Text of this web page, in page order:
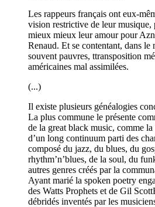
Les rappeurs français ont eux-
vision restrictive de leur musique,
mieux mieux leur amour pour
Renaud. Et se contentant, dans le
souvent pauvres, ttransposition
américaines mal assimilées.
(...)
Il existe plusieurs généalogies
La plus commune le présente
de la great black music, comme la
d’un long continuum parti des
composé du jazz, du blues, du
rhythm’n’blues, de la soul, du
autres genres créés par la
Ayant marié la spoken poetry
des Watts Prophets et de Gil
débridés inventés par les